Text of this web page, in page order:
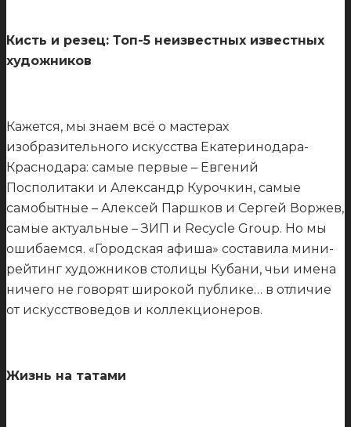
Кисть и резец: Топ-5 неизвестных известных
художников
Кажется, мы знаем всё о мастерах
изобразительного искусства Екатеринодара-
Краснодара: самые первые – Евгений
Посполитаки и Александр Курочкин, самые
самобытные – Алексей Паршков и Сергей Воржев,
самые актуальные – ЗИП и Recycle Group. Но мы
ошибаемся. «Городская афиша» составила мини-
рейтинг художников столицы Кубани, чьи имена
ничего не говорят широкой публике… в отличие
от искусствоведов и коллекционеров.
Жизнь на татами